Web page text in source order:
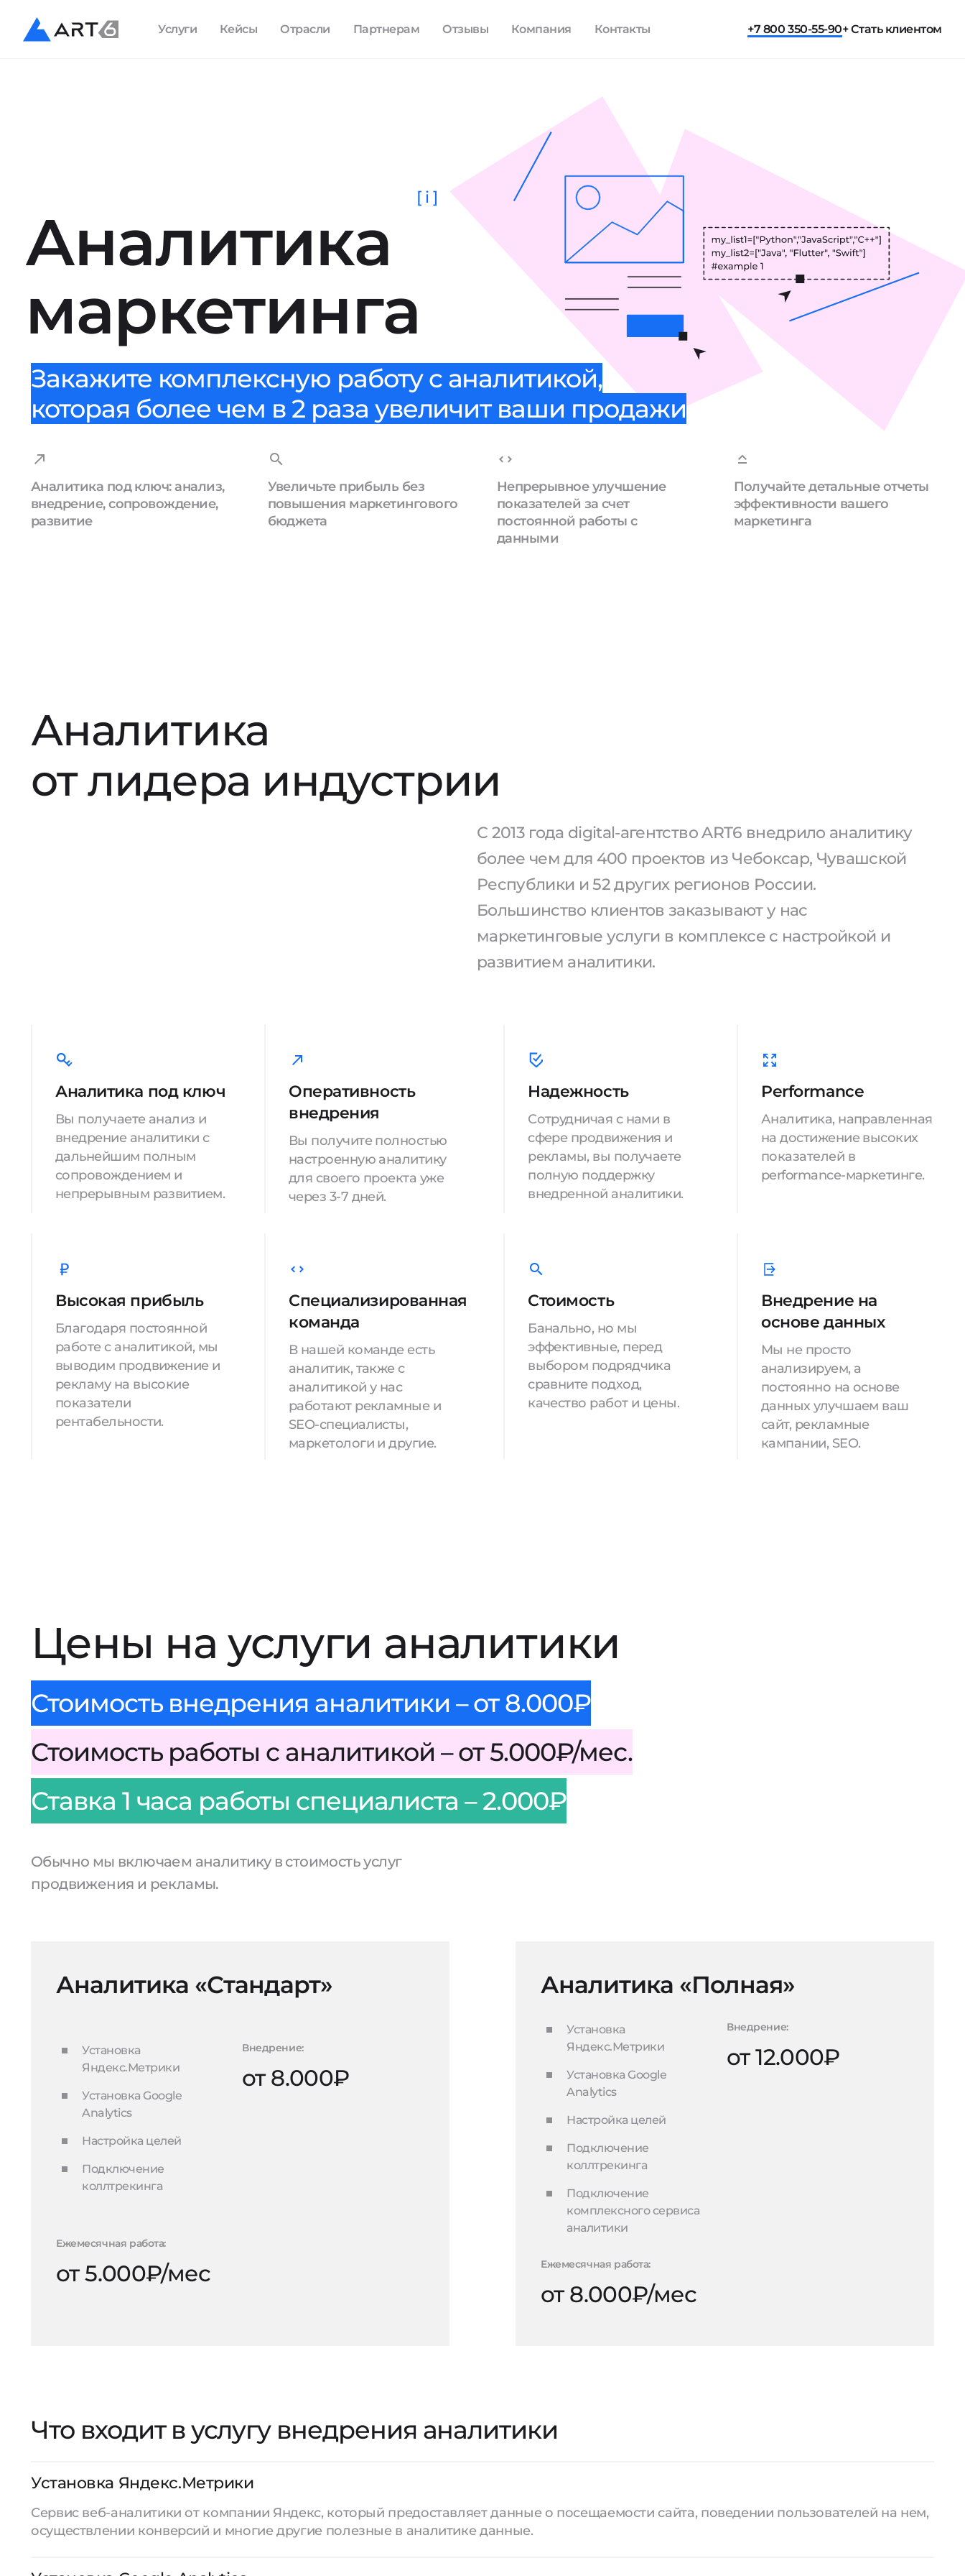
Услуги Кейсы Отрасли Партнерам Отзывы Компания Контакты +7 800 350-55-90+ Стать клиентом
Аналитика
маркетинга
[ i ]
Закажите комплексную работу с аналитикой,
которая более чем в 2 раза увеличит ваши продажи
Аналитика под ключ: анализ,
внедрение, сопровождение,
развитие
Увеличьте прибыль без
повышения маркетингового
бюджета
Непрерывное улучшение
показателей за счет
постоянной работы с
данными
Получайте детальные отчеты
эффективности вашего
маркетинга
Аналитика
от лидера индустрии
С 2013 года digital-агентство ART6 внедрило аналитику
более чем для 400 проектов из Чебоксар, Чувашской
Республики и 52 других регионов России.
Большинство клиентов заказывают у нас
маркетинговые услуги в комплексе с настройкой и
развитием аналитики.
Аналитика под ключ
Вы получаете анализ и
внедрение аналитики с
дальнейшим полным
сопровождением и
непрерывным развитием.
Оперативность
внедрения
Вы получите полностью
настроенную аналитику
для своего проекта уже
через 3-7 дней.
Надежность
Сотрудничая с нами в
сфере продвижения и
рекламы, вы получаете
полную поддержку
внедренной аналитики.
Performance
Аналитика, направленная
на достижение высоких
показателей в
performance-маркетинге.
Высокая прибыль
Благодаря постоянной
работе с аналитикой, мы
выводим продвижение и
рекламу на высокие
показатели
рентабельности.
Специализированная
команда
В нашей команде есть
аналитик, также с
аналитикой у нас
работают рекламные и
SEO-специалисты,
маркетологи и другие.
Стоимость
Банально, но мы
эффективные, перед
выбором подрядчика
сравните подход,
качество работ и цены.
Внедрение на
основе данных
Мы не просто
анализируем, а
постоянно на основе
данных улучшаем ваш
сайт, рекламные
кампании, SEO.
Цены на услуги аналитики
Стоимость внедрения аналитики – от 8.000₽
Стоимость работы с аналитикой – от 5.000₽/мес.
Ставка 1 часа работы специалиста – 2.000₽
Обычно мы включаем аналитику в стоимость услуг
продвижения и рекламы.
Аналитика «Стандарт»
Установка
Яндекс.Метрики
Установка Google
Analytics
Настройка целей
Подключение
коллтрекинга
Внедрение:
от 8.000₽
Ежемесячная работа:
от 5.000₽/мес
Аналитика «Полная»
Установка
Яндекс.Метрики
Установка Google
Analytics
Настройка целей
Подключение
коллтрекинга
Подключение
комплексного сервиса
аналитики
Внедрение:
от 12.000₽
Ежемесячная работа:
от 8.000₽/мес
Что входит в услугу внедрения аналитики
Установка Яндекс.Метрики
Сервис веб-аналитики от компании Яндекс, который предоставляет данные о посещаемости сайта, поведении пользователей на нем,
осуществлении конверсий и многие другие полезные в аналитике данные.